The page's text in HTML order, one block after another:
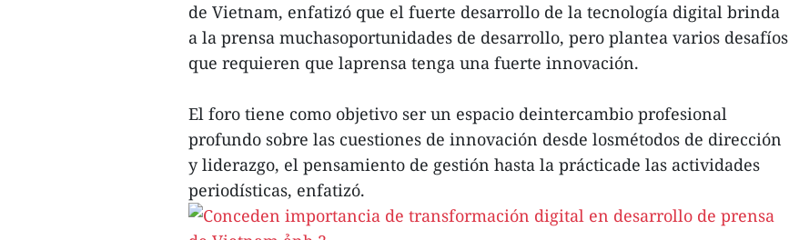
de Vietnam, enfatizó que el fuerte desarrollo de la tecnología digital brinda
a la prensa muchasoportunidades de desarrollo, pero plantea varios desafíos
que requieren que laprensa tenga una fuerte innovación.
El foro tiene como objetivo ser un espacio deintercambio profesional
profundo sobre las cuestiones de innovación desde losmétodos de dirección
y liderazgo, el pensamiento de gestión hasta la prácticade las actividades
periodísticas, enfatizó.